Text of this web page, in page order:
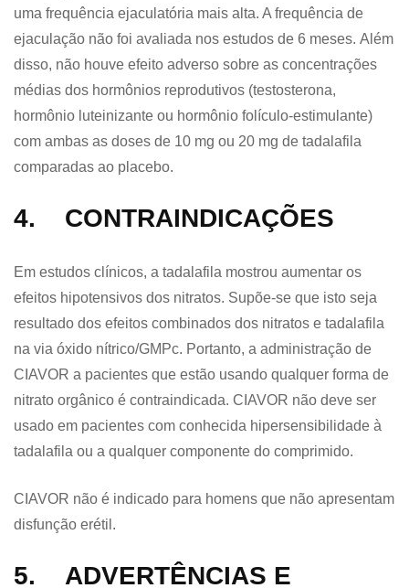
uma frequência ejaculatória mais alta. A frequência de
ejaculação não foi avaliada nos estudos de 6 meses. Além
disso, não houve efeito adverso sobre as concentrações
médias dos hormônios reprodutivos (testosterona,
hormônio luteinizante ou hormônio folículo-estimulante)
com ambas as doses de 10 mg ou 20 mg de tadalafila
comparadas ao placebo.
4. CONTRAINDICAÇÕES
Em estudos clínicos, a tadalafila mostrou aumentar os
efeitos hipotensivos dos nitratos. Supõe-se que isto seja
resultado dos efeitos combinados dos nitratos e tadalafila
na via óxido nítrico/GMPc. Portanto, a administração de
CIAVOR a pacientes que estão usando qualquer forma de
nitrato orgânico é contraindicada. CIAVOR não deve ser
usado em pacientes com conhecida hipersensibilidade à
tadalafila ou a qualquer componente do comprimido.
CIAVOR não é indicado para homens que não apresentam
disfunção erétil.
5. ADVERTÊNCIAS E